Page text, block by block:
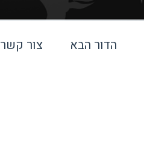
הדור הבא צור קשר